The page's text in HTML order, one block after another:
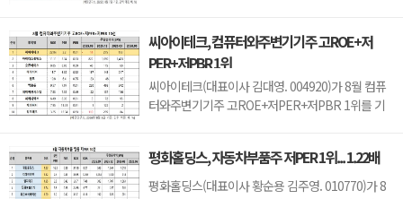
니트론텍(142210)(4.89), 유니퀘스트(077500)
(5.21), 로체시스템즈(071280)(7.7)가 뒤를 이었다.
성우테크론은 1분기 매출액 118억원, 영업이익 14
억원으로 전년...
씨아이테크, 컴퓨터와주변기기주 고ROE+저
PER+저PBR 1위
씨아이테크(대표이사 김대영. 004920)가 8월 컴퓨
터와주변기기주 고ROE+저PER+저PBR 1위를 기
차지했으며, 아이디스홀딩스(054800), 오픈베이스
(049480), 아이디피(332370)가 뒤를 이었다.씨아이
평화홀딩스, 자동차부품주 저PER 1위... 1.22배
평화홀딩스(대표이사 황순용 김주영. 010770)가 8